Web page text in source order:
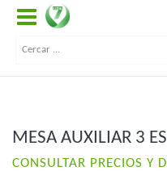
MESA AUXILIAR 3
CONSULTAR PRECIOS Y